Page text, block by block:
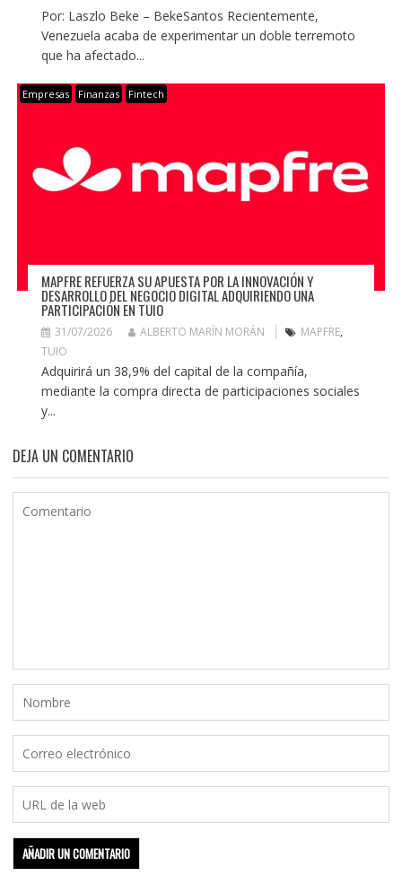
Por: Laszlo Beke – BekeSantos Recientemente,
Venezuela acaba de experimentar un doble terremoto
que ha afectado...
Empresas Finanzas Fintech
MAPFRE REFUERZA SU APUESTA POR LA INNOVACIÓN Y
DESARROLLO DEL NEGOCIO DIGITAL ADQUIRIENDO UNA
PARTICIPACIÓN EN TUIO
31/07/2026 ALBERTO MARÍN MORÁN MAPFRE,
TUIO
Adquirirá un 38,9% del capital de la compañía,
mediante la compra directa de participaciones sociales
y...
DEJA UN COMENTARIO